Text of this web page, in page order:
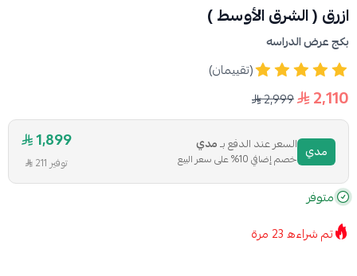
ازرق ( الشرق الأوسط )
بكج عرض الدراسه
(تقييمان)
2,110
2,999
مدي السعر عند الدفع بـمدي
خصم إضافي 10% على سعر البيع
1,899
توفير 211
متوفر
تم شراءه23 مرة